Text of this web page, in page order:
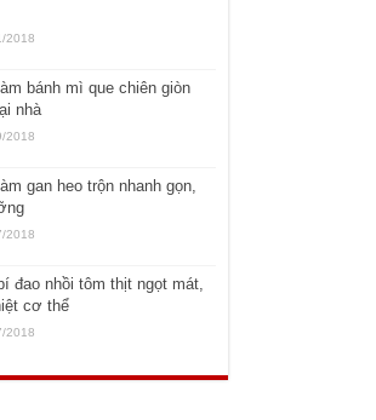
2018
bánh mì que chiên giòn
nhà
2018
gan heo trộn nhanh gọn,
2018
đao nhồi tôm thịt ngọt mát,
cơ thể
2018